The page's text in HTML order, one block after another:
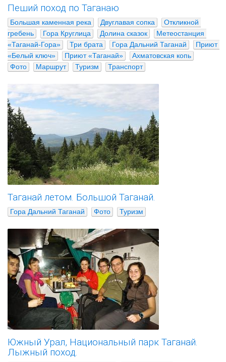
Пеший поход по Таганаю
Большая каменная река Двуглавая сопка
Откликной
гребень
Гора Круглица Долина сказок
Метеостанция
«Таганай-Гора»
Три брата Гора Дальний Таганай
Приют
«Белый ключ»
Приют «Таганай»
Ахматовская копь
Фото
Маршрут Туризм Транспорт
Таганай летом. Большой Таганай.
Гора Дальний Таганай Фото Туризм
Южный Урал, Национальный парк Таганай.
Лыжный поход.